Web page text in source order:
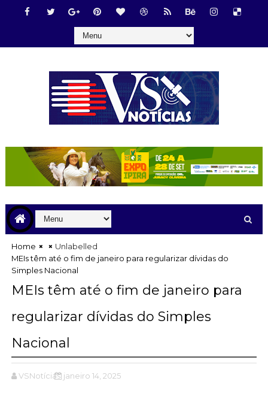
Home
Unlabelled
MEIs têm até o fim de janeiro para regularizar dívidas do
Simples Nacional
MEIs têm até o fim de janeiro para
regularizar dívidas do Simples
Nacional
VSNotícias janeiro 14, 2025